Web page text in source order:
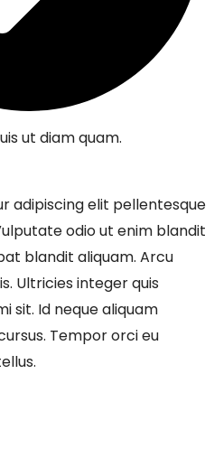
ut diam quam.
adipiscing elit pellentesque
odio ut enim blandit
blandit aliquam. Arcu
Ultricies integer quis
sit. Id neque aliquam
Tempor orci eu